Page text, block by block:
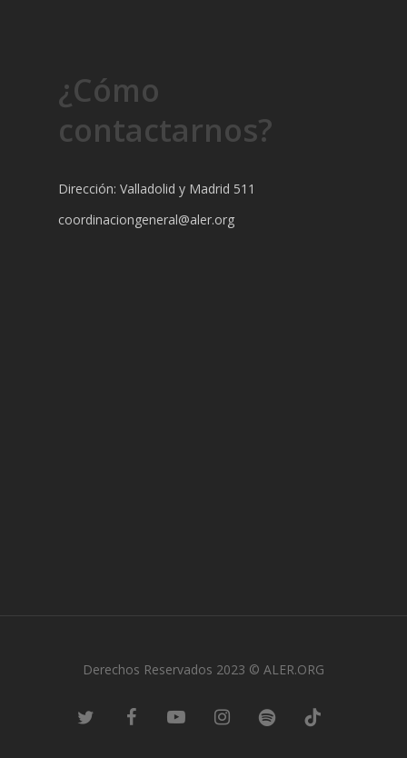
¿Cómo
contactarnos?
Dirección: Valladolid y Madrid 511
coordinaciongeneral@aler.org
Derechos Reservados 2023 © ALER.ORG